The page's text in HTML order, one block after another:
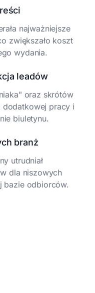
najważniejsze
zwiększało koszt
wydania.
leadów
oraz skrótów
dodatkowej pracy i
biuletynu.
branż
utrudniał
dla niszowych
bazie odbiorców.